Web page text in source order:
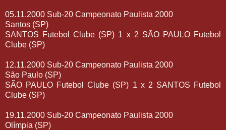
05.11.2000 Sub-20 Campeonato Paulista 2000
Santos (SP)
SANTOS Futebol Clube (SP) 1 x 2 SÃO PAULO Futebol
Clube (SP)
12.11.2000 Sub-20 Campeonato Paulista 2000
São Paulo (SP)
SÃO PAULO Futebol Clube (SP) 1 x 2 SANTOS Futebol
Clube (SP)
19.11.2000 Sub-20 Campeonato Paulista 2000
Olímpia (SP)